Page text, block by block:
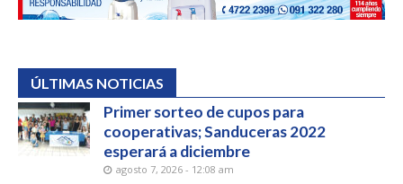
ÚLTIMAS NOTICIAS
Primer sorteo de cupos para
cooperativas; Sanduceras 2022
esperará a diciembre
agosto 7, 2026 - 12:08 am